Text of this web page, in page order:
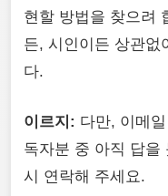
현할 방법을 찾으려
든, 시인이든 상관없
다.
이르지: 다만, 이메
독자분 중 아직 답을
시 연락해 주세요.